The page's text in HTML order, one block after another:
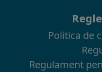
Politica de
Regulament